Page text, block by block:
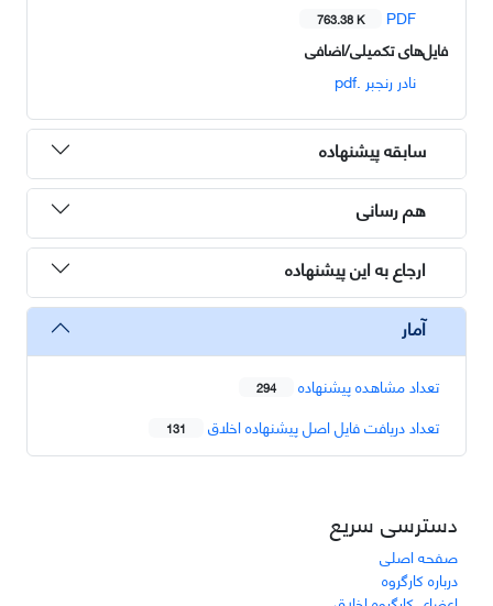
PDF
763.38 K
فایل‌های تکمیلی/اضافی
نادر رنجبر .pdf
سابقه پیشنهاده
هم رسانی
ارجاع به این پیشنهاده
آمار
تعداد مشاهده پیشنهاده 294
تعداد دریافت فایل اصل پیشنهاده اخلاق 131
دسترسی سریع
صفحه اصلی
درباره کارگروه